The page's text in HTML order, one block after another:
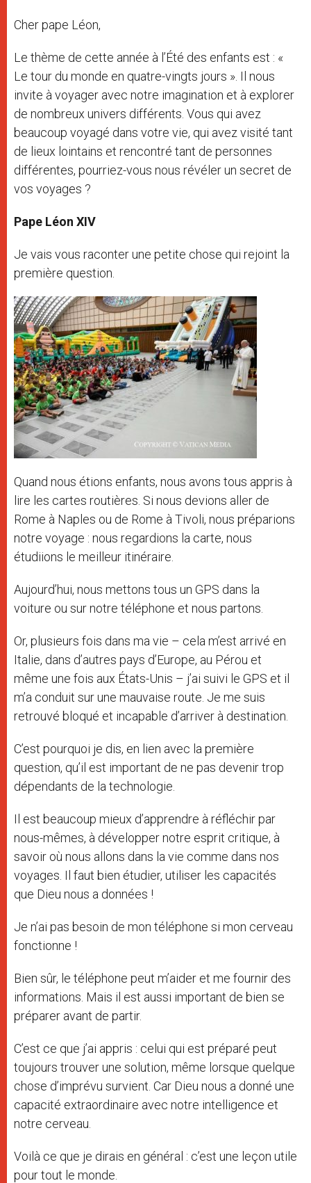
Cher pape Léon,
Le thème de cette année à l’Été des enfants est : «
Le tour du monde en quatre-vingts jours ». Il nous
invite à voyager avec notre imagination et à explorer
de nombreux univers différents. Vous qui avez
beaucoup voyagé dans votre vie, qui avez visité tant
de lieux lointains et rencontré tant de personnes
différentes, pourriez-vous nous révéler un secret de
vos voyages ?
Pape Léon XIV
Je vais vous raconter une petite chose qui rejoint la
première question.
Quand nous étions enfants, nous avons tous appris à
lire les cartes routières. Si nous devions aller de
Rome à Naples ou de Rome à Tivoli, nous préparions
notre voyage : nous regardions la carte, nous
étudiions le meilleur itinéraire.
Aujourd’hui, nous mettons tous un GPS dans la
voiture ou sur notre téléphone et nous partons.
Or, plusieurs fois dans ma vie – cela m’est arrivé en
Italie, dans d’autres pays d’Europe, au Pérou et
même une fois aux États-Unis – j’ai suivi le GPS et il
m’a conduit sur une mauvaise route. Je me suis
retrouvé bloqué et incapable d’arriver à destination.
C’est pourquoi je dis, en lien avec la première
question, qu’il est important de ne pas devenir trop
dépendants de la technologie.
Il est beaucoup mieux d’apprendre à réfléchir par
nous-mêmes, à développer notre esprit critique, à
savoir où nous allons dans la vie comme dans nos
voyages. Il faut bien étudier, utiliser les capacités
que Dieu nous a données !
Je n’ai pas besoin de mon téléphone si mon cerveau
fonctionne !
Bien sûr, le téléphone peut m’aider et me fournir des
informations. Mais il est aussi important de bien se
préparer avant de partir.
C’est ce que j’ai appris : celui qui est préparé peut
toujours trouver une solution, même lorsque quelque
chose d’imprévu survient. Car Dieu nous a donné une
capacité extraordinaire avec notre intelligence et
notre cerveau.
Voilà ce que je dirais en général : c’est une leçon utile
pour tout le monde.